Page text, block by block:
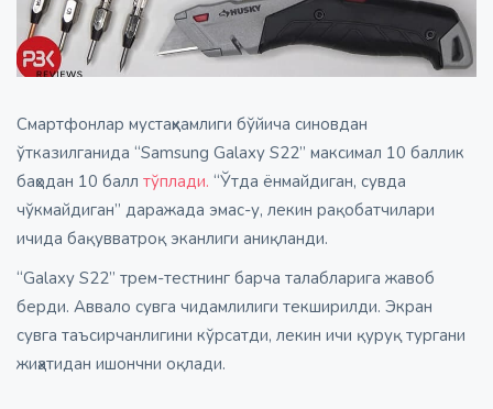
Смартфонлар мустаҳкамлиги бўйича синовдан
ўтказилганида “Samsung Galaxy S22” максимал 10 баллик
баҳодан 10 балл тўплади. “Ўтда ёнмайдиган, сувда
чўкмайдиган” даражада эмас-у, лекин рақобатчилари
ичида бақувватроқ эканлиги аниқланди.
“Galaxy S22” трем-тестнинг барча талабларига жавоб
берди. Аввало сувга чидамлилиги текширилди. Экран
сувга таъсирчанлигини кўрсатди, лекин ичи қуруқ тургани
жиҳатидан ишончни оқлади.